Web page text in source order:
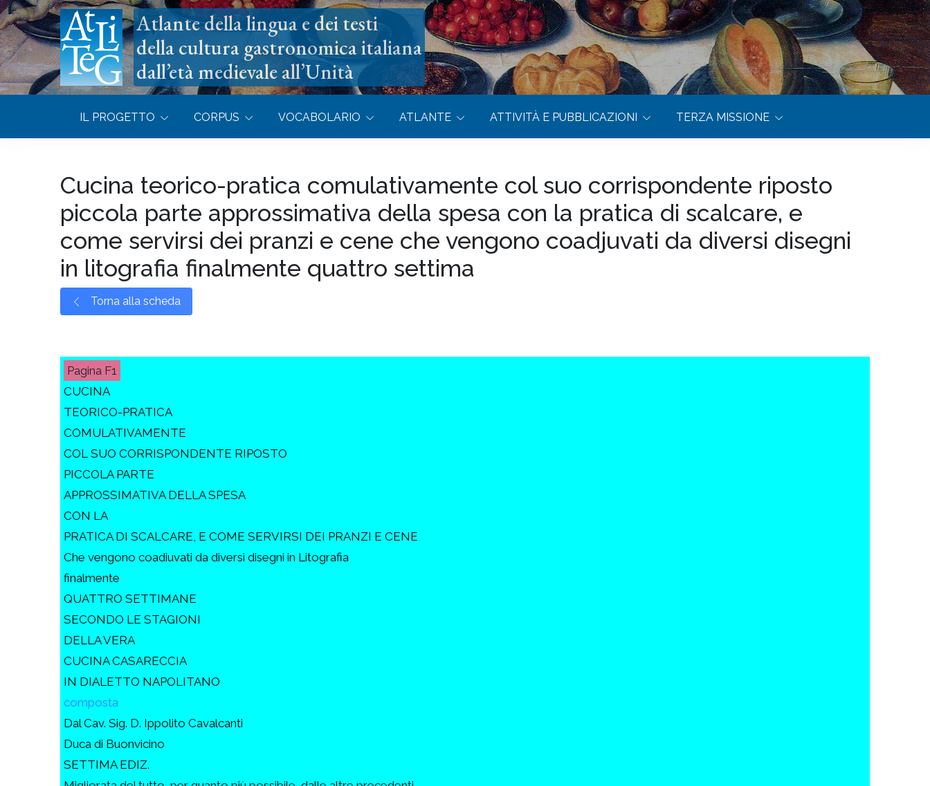
Atlante della lingua e dei testi
della cultura gastronomica italiana
dall’età medievale all’Unità
IL PROGETTO CORPUS VOCABOLARIO ATLANTE ATTIVITÀ E PUBBLICAZIONI TERZA MISSIONE
Cucina teorico-pratica comulativamente col suo corrispondente riposto
piccola parte approssimativa della spesa con la pratica di scalcare, e
come servirsi dei pranzi e cene che vengono coadjuvati da diversi disegni
in litografia finalmente quattro settima
Torna alla scheda
F1
CUCINA
TEORICO-PRATICA
COMULATIVAMENTE
COL SUO CORRISPONDENTE RIPOSTO
PICCOLA PARTE
APPROSSIMATIVA DELLA SPESA
CON LA
PRATICA DI SCALCARE, E COME SERVIRSI DEI PRANZI E CENE
Che vengono coadiuvati da diversi disegni in Litografia
finalmente
QUATTRO SETTIMANE
SECONDO LE STAGIONI
DELLA VERA
CUCINA CASARECCIA
IN DIALETTO NAPOLITANO
composta
Dal Cav. Sig. D. Ippolito Cavalcanti
Duca di Buonvicino
SETTIMA EDIZ.